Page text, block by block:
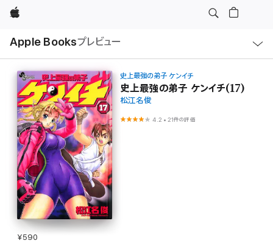
Apple
Apple Booksプレビュー
ル
史上最強の弟子 ケンイチ
史上最強の弟子 ケンイチ(17)
松江名俊
4.2 •21件の評価
¥590